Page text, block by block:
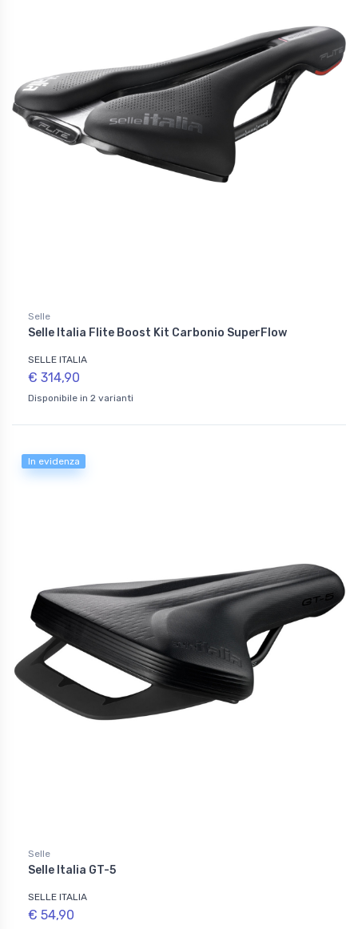
Selle
Selle Italia Flite Boost Kit Carbonio SuperFlow
SELLE ITALIA
€ 314,90
Disponibile in 2 varianti
In evidenza
Selle
Selle Italia GT-5
SELLE ITALIA
€ 54,90